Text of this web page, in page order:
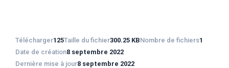
Télécharger125Taille du fichier300.25 KBNombre de fichiers1
Date de création8 septembre 2022
Dernière mise à jour8 septembre 2022